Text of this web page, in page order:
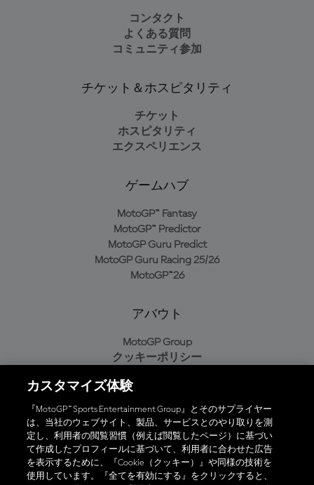
コンタクト
よくある質問
コミュニティ参加
チケット＆ホスピタリティ
チケット
ホスピタリティ
エクスペリエンス
ゲームハブ
MotoGP™ Fantasy
MotoGP™ Predictor
MotoGP Guru Predict
MotoGP Guru Racing 25/26
MotoGP™26
アバウト
MotoGP Group
クッキーポリシー
プライバシーポリシー
購入ポリシー
オフィシャルアプリ
カスタマイズ体験
『MotoGP™ Sports Entertainment Group』とそのサプライヤー
は、当社のウェブサイト、製品、サービスとのやり取りを測
定し、利用者の閲覧習慣（例えば閲覧したページ）に基づい
て作成したプロフィールに基づいて、利用者に合わせた広告
を表示するために、『Cookie（クッキー）』や同様の技術を
使用しています。『全てを有効にする』をクリックすると、